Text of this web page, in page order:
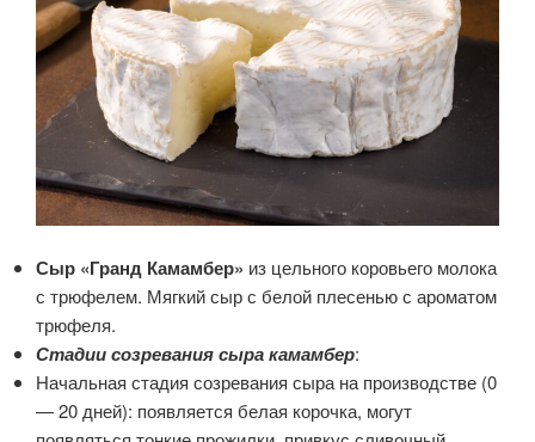
Сыр «Гранд Камамбер» из цельного коровьего молока
с трюфелем. Мягкий сыр с белой плесенью с ароматом
трюфеля.
Стадии созревания сыра камамбер:
Начальная стадия созревания сыра на производстве (0
— 20 дней): появляется белая корочка, могут